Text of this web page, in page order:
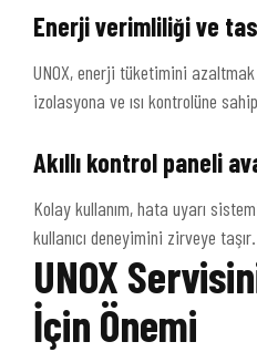
Enerji verimliliği ve
UNOX, enerji tüketimini
izolasyona ve ısı kontrolüne
Akıllı kontrol paneli
Kolay kullanım, hata uyarı
kullanıcı deneyimini zirveye taşır.
UNOX
İçin Önemi